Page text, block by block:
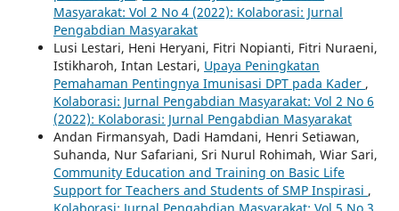
Masyarakat: Vol 2 No 4 (2022): Kolaborasi: Jurnal
Pengabdian Masyarakat
Lusi Lestari, Heni Heryani, Fitri Nopianti, Fitri Nuraeni,
Istikharoh, Intan Lestari, Upaya Peningkatan
Pemahaman Pentingnya Imunisasi DPT pada Kader ,
Kolaborasi: Jurnal Pengabdian Masyarakat: Vol 2 No 6
(2022): Kolaborasi: Jurnal Pengabdian Masyarakat
Andan Firmansyah, Dadi Hamdani, Henri Setiawan,
Suhanda, Nur Safariani, Sri Nurul Rohimah, Wiar Sari,
Community Education and Training on Basic Life
Support for Teachers and Students of SMP Inspirasi ,